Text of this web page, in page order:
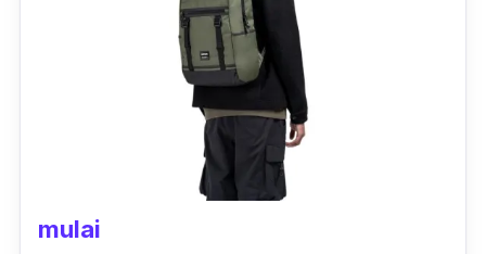
Selain itu, tas kerja pria ransel ini juga
dilengkapi denganport USB
, jadi kamu bisa
handphone atau
tanpa harus menyambungkannya ke
. Pada bagian tali punggung
buckle strap, yang membuat kamu
mulai